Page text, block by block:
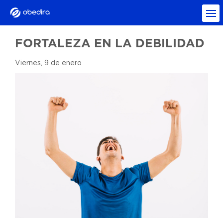
FORTALEZA EN LA DEBILIDAD
Viernes, 9 de enero